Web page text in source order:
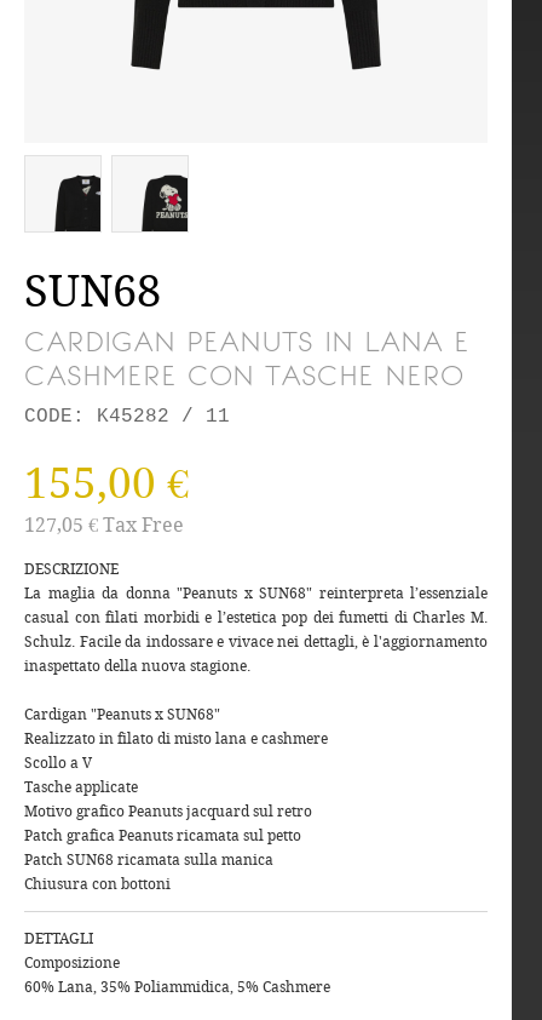
SUN68
CARDIGAN PEANUTS IN LANA E
CASHMERE CON TASCHE NERO
CODE: K45282 / 11
155,00 €
127,05 € Tax Free
DESCRIZIONE
La maglia da donna "Peanuts x SUN68" reinterpreta l’essenziale
casual con filati morbidi e l’estetica pop dei fumetti di Charles M.
Schulz. Facile da indossare e vivace nei dettagli, è l'aggiornamento
inaspettato della nuova stagione.
Cardigan "Peanuts x SUN68"
Realizzato in filato di misto lana e cashmere
Scollo a V
Tasche applicate
Motivo grafico Peanuts jacquard sul retro
Patch grafica Peanuts ricamata sul petto
Patch SUN68 ricamata sulla manica
Chiusura con bottoni
DETTAGLI
Composizione
60% Lana, 35% Poliammidica, 5% Cashmere